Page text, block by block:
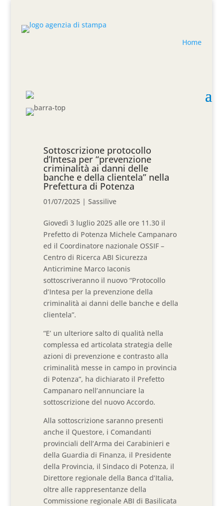
Home
Sottoscrizione protocollo
d’Intesa per “prevenzione
criminalità ai danni delle
banche e della clientela” nella
Prefettura di Potenza
01/07/2025 |Sassilive
Giovedì 3 luglio 2025 alle ore 11.30 il
Prefetto di Potenza Michele Campanaro
ed il Coordinatore nazionale OSSIF –
Centro di Ricerca ABI Sicurezza
Anticrimine Marco Iaconis
sottoscriveranno il nuovo “Protocollo
d’Intesa per la prevenzione della
criminalità ai danni delle banche e della
clientela”.
“E’ un ulteriore salto di qualità nella
complessa ed articolata strategia delle
azioni di prevenzione e contrasto alla
criminalità messe in campo in provincia
di Potenza”, ha dichiarato il Prefetto
Campanaro nell’annunciare la
sottoscrizione del nuovo Accordo.
Alla sottoscrizione saranno presenti
anche il Questore, i Comandanti
provinciali dell’Arma dei Carabinieri e
della Guardia di Finanza, il Presidente
della Provincia, il Sindaco di Potenza, il
Direttore regionale della Banca d’Italia,
oltre alle rappresentanze della
Commissione regionale ABI di Basilicata